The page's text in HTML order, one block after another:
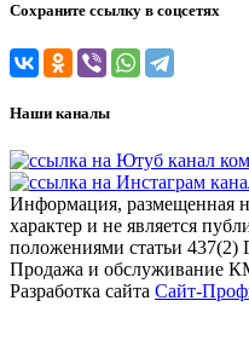
Сохраните ссылку в соцсетях
Наши каналы
Информация, размещенная
характер и не является
положениями статьи 437(2)
Продажа и обслуживание
Разработка сайта Сайт-